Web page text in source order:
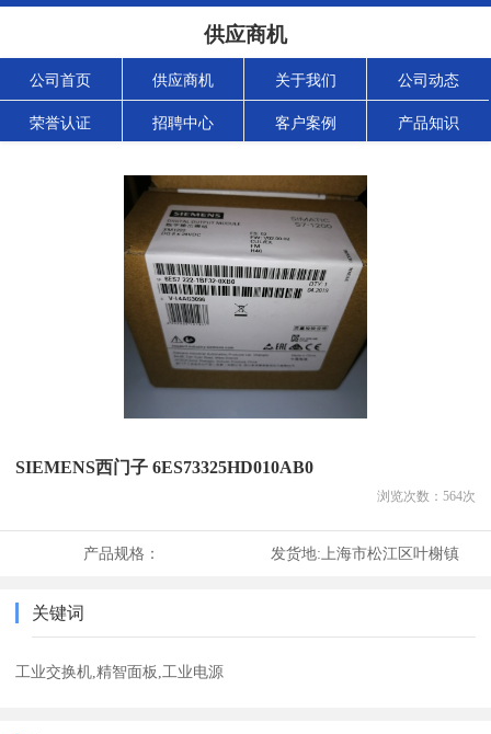
供应商机
公司首页 供应商机 关于我们 公司动态
荣誉认证 招聘中心 客户案例 产品知识
SIEMENS西门子 6ES73325HD010AB0
浏览次数： 564次
产品规格： 发货地: 上海市松江区叶榭镇
关键词
工业交换机,精智面板,工业电源